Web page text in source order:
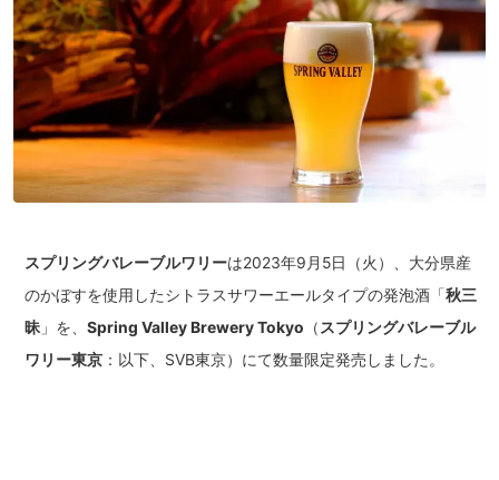
スプリングバレーブルワリーは2023年9月5日（火）、大分県産
のかぼすを使用したシトラスサワーエールタイプの発泡酒「秋三
昧 」を、 Spring Valley Brewery Tokyo （ スプリングバレーブル
ワリー東京 ：以下、SVB東京）にて数量限定発売しました。